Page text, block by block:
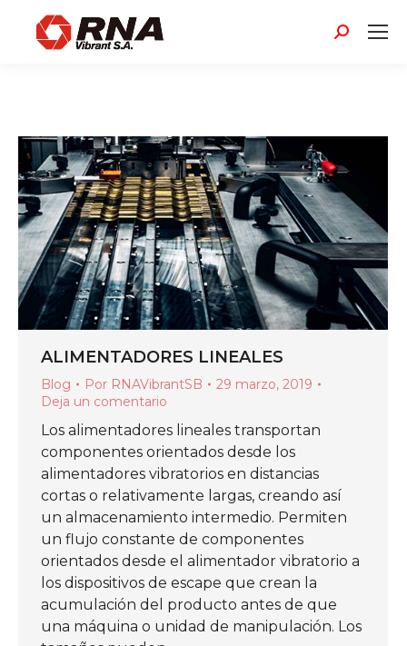
Buscar:
ALIMENTADORES LINEALES
Blog Por RNAVibrantSB
29 marzo, 2019
Deja un comentario
Los alimentadores lineales transportan
componentes orientados desde los
alimentadores vibratorios en distancias
cortas o relativamente largas, creando así
un almacenamiento intermedio. Permiten
un flujo constante de componentes
orientados desde el alimentador vibratorio a
los dispositivos de escape que crean la
acumulación del producto antes de que
una máquina o unidad de manipulación. Los